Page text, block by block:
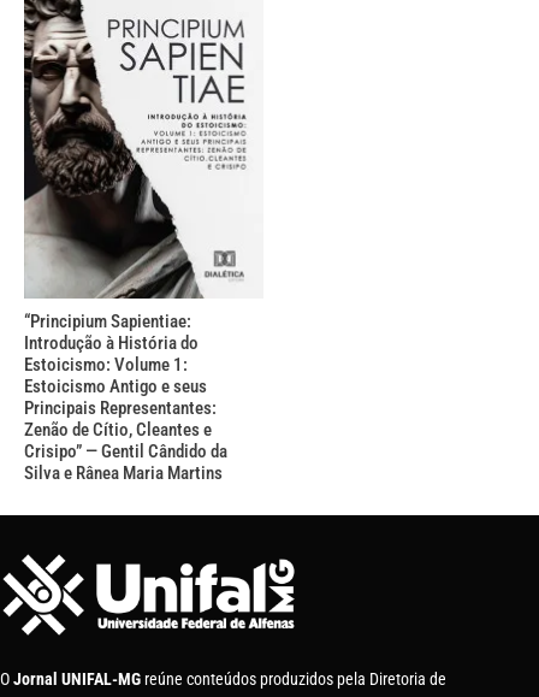
“Principium Sapientiae:
Introdução à História do
Estoicismo: Volume 1:
Estoicismo Antigo e seus
Principais Representantes:
Zenão de Cítio, Cleantes e
Crisipo” — Gentil Cândido da
Silva e Rânea Maria Martins
OJornal UNIFAL-MG reúne conteúdos produzidos pela Diretoria de